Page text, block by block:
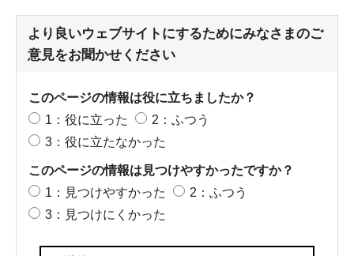
より良いウェブサイトにするためにみなさまのご
意見をお聞かせください
このページの情報は役に立ちましたか？
1：役に立った
2：ふつう
3：役に立たなかった
このページの情報は見つけやすかったですか？
1：見つけやすかった
2：ふつう
3：見つけにくかった